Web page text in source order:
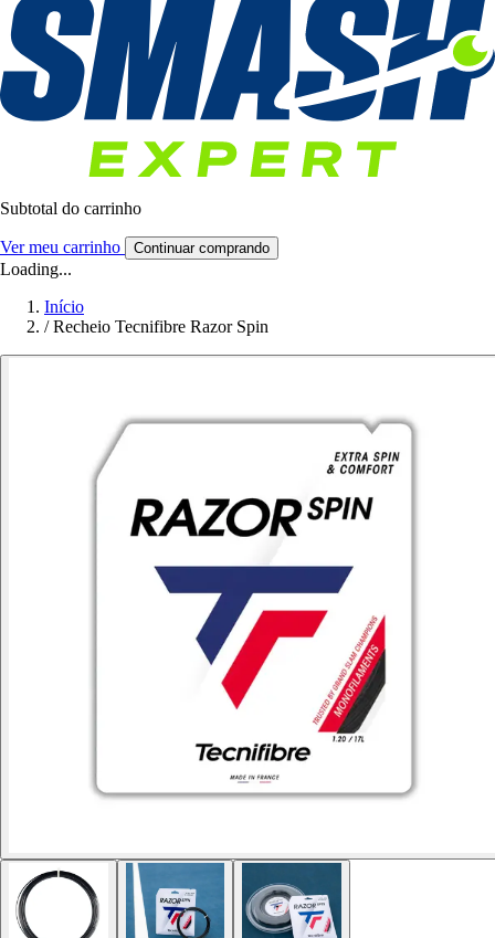
Subtotal do carrinho
Ver meu carrinho Continuar comprando
Loading...
Início
/ Recheio Tecnifibre Razor Spin